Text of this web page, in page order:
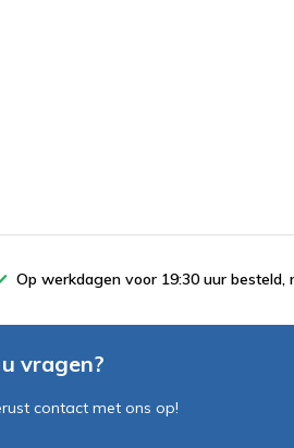
Op werkdagen voor 19:30 uur besteld,
vragen?
contact met ons op!